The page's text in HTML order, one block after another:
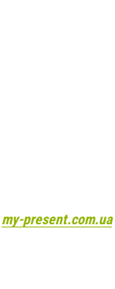
my-present.com.ua